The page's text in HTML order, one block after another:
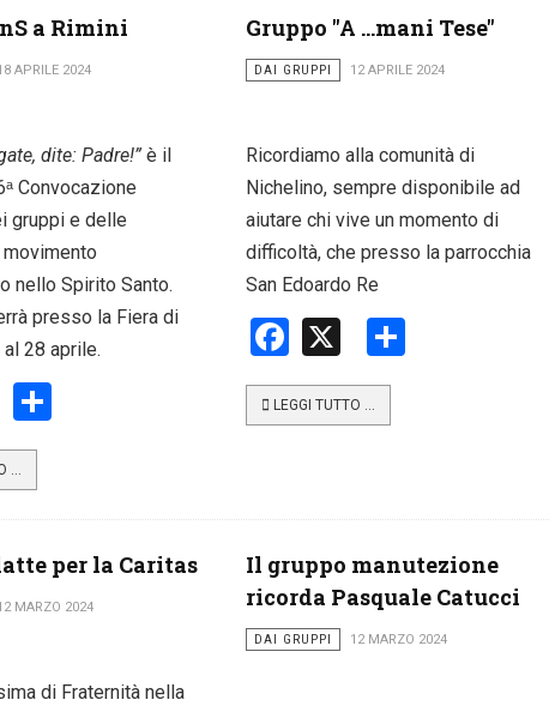
a Rimini
APRILE 2024
dite: Padre!”è il
Convocazione
gruppi e delle
nello Spirito Santo.
presso la Fiera di
28 aprile.
Share
…
Gruppo "A ...mani Tese"
DAI GRUPPI 12 APRILE 2024
Ricordiamo alla comunità di
Nichelino, sempre disponibile ad
aiutare chi vive un momento di
difficoltà, che presso la parrocchia
San Edoardo Re
Facebook
X Share
LEGGI TUTTO …
per la Caritas
MARZO 2024
di Fraternità nella
Il gruppo manutezione
ricorda Pasquale Catucci
DAI GRUPPI 12 MARZO 2024